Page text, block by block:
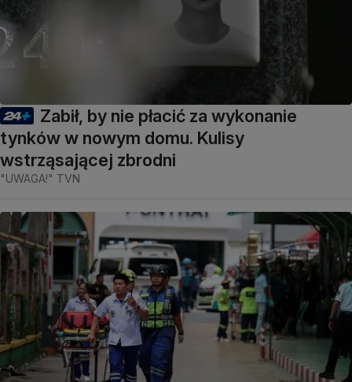
Zabił, by nie płacić za wykonanie
tynków w nowym domu. Kulisy
wstrząsającej zbrodni
"UWAGA!" TVN